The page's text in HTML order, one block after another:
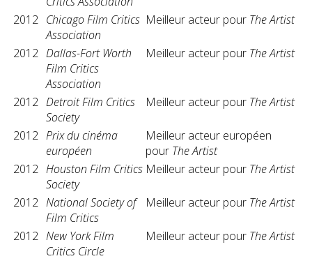
2012 Chicago Film Critics
Association
Meilleur acteur pour The Artist
2012 Dallas-Fort Worth
Film Critics
Association
Meilleur acteur pour The Artist
2012 Detroit Film Critics
Society
Meilleur acteur pour The Artist
2012 Prix du cinéma
européen
Meilleur acteur européen
pour The Artist
2012 Houston Film Critics
Society
Meilleur acteur pour The Artist
2012 National Society of
Film Critics
Meilleur acteur pour The Artist
2012 New York Film
Critics Circle
Meilleur acteur pour The Artist